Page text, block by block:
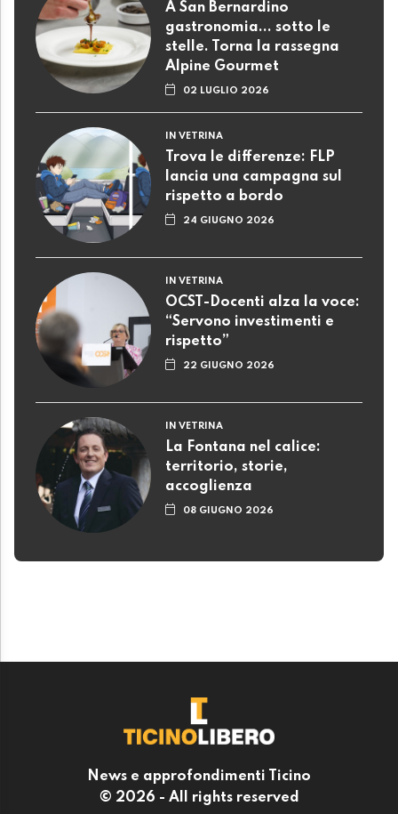
A San Bernardino
gastronomia... sotto le
stelle. Torna la rassegna
Alpine Gourmet
02 LUGLIO 2026
IN VETRINA
Trova le differenze: FLP
lancia una campagna sul
rispetto a bordo
24 GIUGNO 2026
IN VETRINA
OCST-Docenti alza la voce:
“Servono investimenti e
rispetto”
22 GIUGNO 2026
IN VETRINA
La Fontana nel calice:
territorio, storie,
accoglienza
08 GIUGNO 2026
News e approfondimenti Ticino
© 2026 - All rights reserved